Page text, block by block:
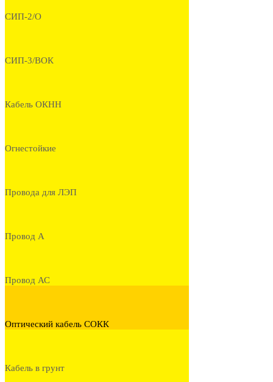
СИП-2/О
СИП-3/ВОК
Кабель ОКНН
Огнестойкие
Провода для ЛЭП
Провод А
Провод АС
Оптический кабель СОКК
Кабель в грунт